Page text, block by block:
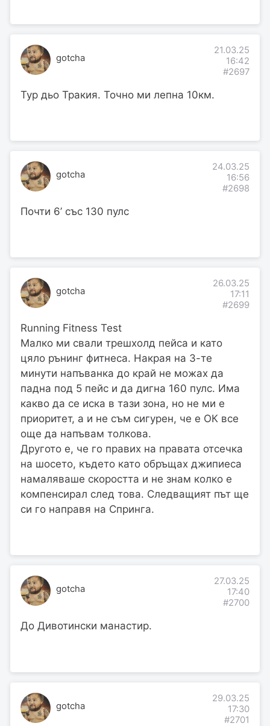
gotcha
21.03.25
16:42
#2697
Тур дьо Тракия. Точно ми лепна 10км.
gotcha
24.03.25
16:56
#2698
Почти 6’ със 130 пулс
gotcha
26.03.25
17:11
#2699
Running Fitness Test
Малко ми свали трешхолд пейса и като
цяло рънинг фитнеса. Накрая на 3-те
минути напъванка до край не можах да
падна под 5 пейс и да дигна 160 пулс. Има
какво да се иска в тази зона, но не ми е
приоритет, а и не съм сигурен, че е ОК все
още да напъвам толкова.
Другото е, че го правих на правата отсечка
на шосето, където като обръщах джипиеса
намаляваше скоростта и не знам колко е
компенсирал след това. Следващият път ще
си го направя на Спринга.
gotcha
27.03.25
17:40
#2700
До Дивотински манастир.
gotcha
29.03.25
17:30
#2701